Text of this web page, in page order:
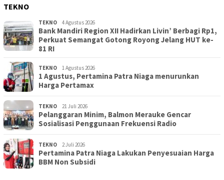
TEKNO
TEKNO 4 Agustus 2026
Bank Mandiri Region XII Hadirkan Livin’ Berbagi Rp1,
Perkuat Semangat Gotong Royong Jelang HUT ke-
81 RI
TEKNO 1 Agustus 2026
1 Agustus, Pertamina Patra Niaga menurunkan
Harga Pertamax
TEKNO 21 Juli 2026
Pelanggaran Minim, Balmon Merauke Gencar
Sosialisasi Penggunaan Frekuensi Radio
TEKNO 2 Juli 2026
Pertamina Patra Niaga Lakukan Penyesuaian Harga
BBM Non Subsidi